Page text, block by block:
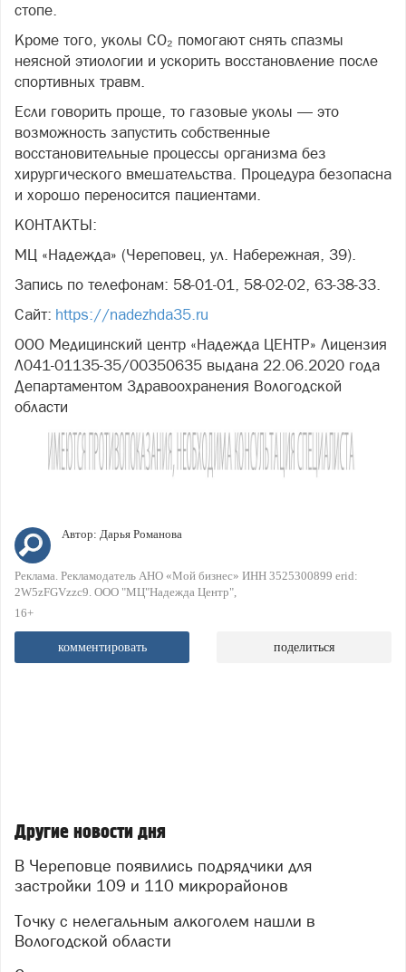
стопе.
Кроме того, уколы CO₂ помогают снять спазмы
неясной этиологии и ускорить восстановление после
спортивных травм.
Если говорить проще, то газовые уколы — это
возможность запустить собственные
восстановительные процессы организма без
хирургического вмешательства. Процедура безопасна
и хорошо переносится пациентами.
КОНТАКТЫ:
МЦ «Надежда» (Череповец, ул. Набережная, 39).
Запись по телефонам: 58-01-01, 58-02-02, 63-38-33.
Сайт: https://nadezhda35.ru
ООО Медицинский центр «Надежда ЦЕНТР» Лицензия
Л041-01135-35/00350635 выдана 22.06.2020 года
Департаментом Здравоохранения Вологодской
области
Автор: Дарья Романова
Реклама. Рекламодатель АНО «Мой бизнес» ИНН 3525300899 erid:
2W5zFGVzzc9. ООО "МЦ"Надежда Центр"
16+
комментировать поделиться
Другие новости дня
В Череповце появились подрядчики для
застройки 109 и 110 микрорайонов
Точку с нелегальным алкоголем нашли в
Вологодской области